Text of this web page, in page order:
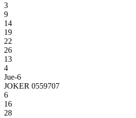
3
9
14
19
22
26
13
4
Jue-6
JOKER 0559707
6
16
28